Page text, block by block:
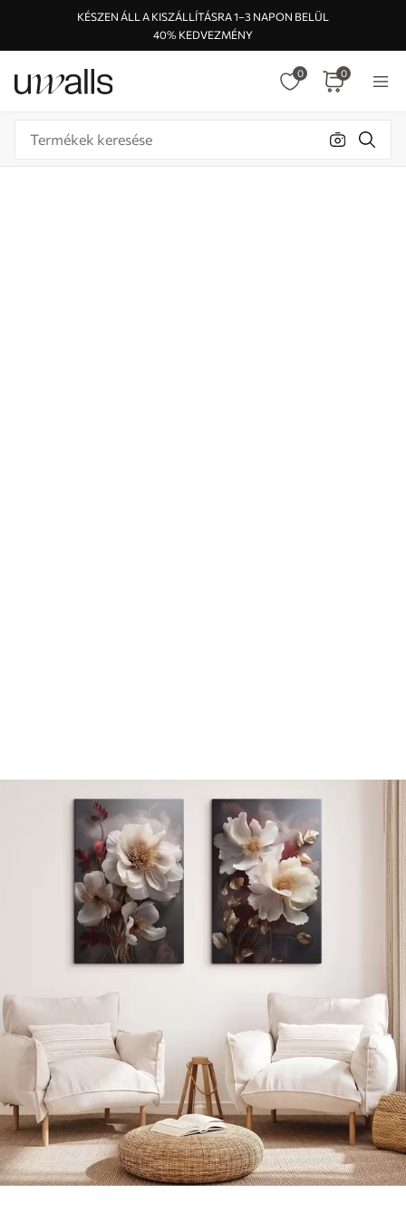
KÉSZEN ÁLL A KISZÁLLÍTÁSRA 1–3 NAPON BELÜL
40% KEDVEZMÉNY
0 0